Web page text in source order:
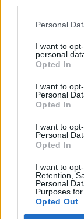
Personal
I want to
personal
Opted In
I want to
Personal
Opted In
I want to
Personal
Opted In
I want to
Retention,
Personal
Purposes
Opted Out